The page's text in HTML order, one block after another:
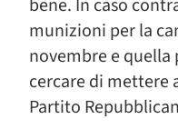
bene. In caso
munizioni per la
novembre e quella
cercare di mettere
Partito